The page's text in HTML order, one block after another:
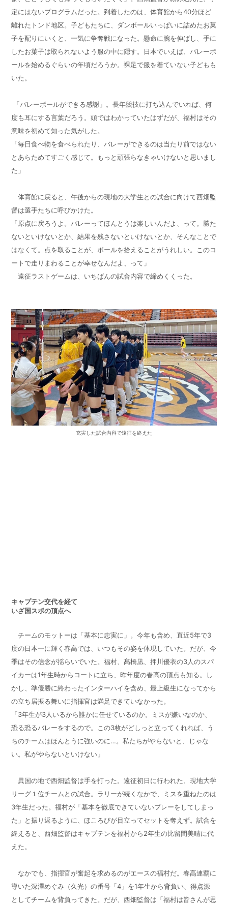
定にはないプログラムだった。到着したのは、体育館から40分ほど
離れたトンド地区。子どもたちに、ダンボールいっぱいに詰めたお菓
子を配りにいくと、一気に争奪戦になった。懸命に腕を伸ばし、手に
したお菓子は取られないよう服の中に隠す。日本でいえば、バレーボ
ールを始めるぐらいの年頃だろうか。裸足で服を着ていない子どもも
いた。
「バレーボールができる感謝」。長年競技に打ち込んでいれば、何
度も耳にする言葉だろう。頭ではわかっていたはずだが、福村はその
意味を初めて知った気がした。
「毎日食べ物を食べられたり、バレーができるのは当たり前ではない
とあらためてすごく感じて。もっと頑張らなきゃいけないと思いまし
た」
体育館に戻ると、午後からの現地の大学生との試合に向けて西畑監
督は選手たちに呼びかけた。
「原点に戻ろうよ。バレーってほんとうは楽しいんだよ、って。勝た
ないといけないとか、結果を残さないといけないとか、そんなことで
はなくて。点を取ることが、ボールを拾えることがうれしい。このコ
ートで走りまわることが幸せなんだよ、って」
遠征ラストゲームは、いちばんの試合内容で締めくくった。
充実した試合内容で遠征を終えた
キャプテン交代を経て
いざ国スポの頂点へ
チームのモットーは「基本に忠実に」。今年も含め、直近5年で3
度の日本一に輝く春高では、いつもその姿を体現していた。だが、今
季はその信念が揺らいでいた。福村、髙橋凪、押川優衣の3人のスパ
イカーは1年生時からコートに立ち、昨年度の春高の頂点も知る。し
かし、準優勝に終わったインターハイを含め、最上級生になってから
の立ち居振る舞いに指揮官は満足できていなかった。
「3年生が3人いるから誰かに任せているのか。ミスが嫌いなのか、
恐る恐るバレーをするので。この3枚がどしっと立ってくれれば、う
ちのチームはほんとうに強いのに…。私たちがやらないと、じゃな
い。私がやらないといけない」
異国の地で西畑監督は手を打った。遠征初日に行われた、現地大学
リーグ１位チームとの試合。ラリーが続くなかで、ミスを重ねたのは
3年生だった。福村が「基本を徹底できていないプレーをしてしまっ
た」と振り返るように、ほころびが目立ってセットを奪えず。試合を
終えると、西畑監督はキャプテンを福村から2年生の比留間美晴に代
えた。
なかでも、指揮官が奮起を求めるのがエースの福村だ。春高連覇に
導いた深澤めぐみ（久光）の番号「4 」を1年生から背負い、得点源
としてチームを背負ってきた。だが、西畑監督は「福村は皆さんが思